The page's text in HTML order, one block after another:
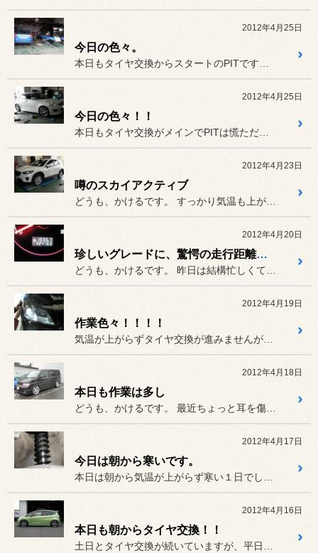
2012年4月25日
今日の色々。
2012年4月25日
今日の色々！！
2012年4月23日
噂のスカイアクティブ
2012年4月20日
珍しいグレードに、驚愕の走行距離！！
2012年4月19日
作業色々！！！！
2012年4月18日
本日も作業は多し
2012年4月17日
今日は朝から寒いです。
2012年4月16日
本日も朝からタイヤ交換！！